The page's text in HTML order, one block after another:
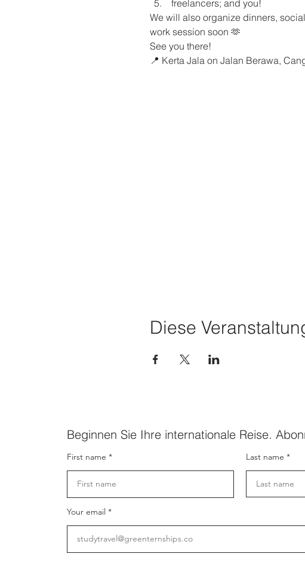
freelancers; and you!
We will also organize dinners,
work session soon 🫶
See you there!
📍 Kerta Jala on Jalan Berawa,
Diese
Beginnen Sie Ihre internationale Reise.
First name Last name
Your email